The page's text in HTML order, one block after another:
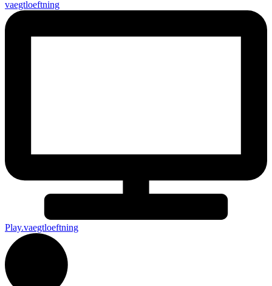
vaegtloeftning
Play.vaegtloeftning